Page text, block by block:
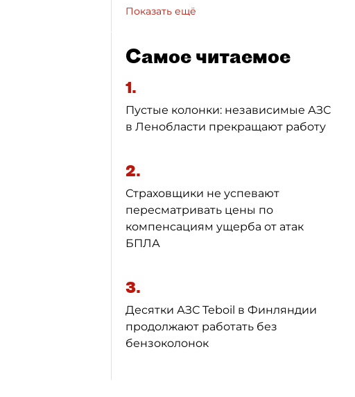
Показать ещё
Самое читаемое
1.
Пустые колонки: независимые АЗС
в Ленобласти прекращают работу
2.
Страховщики не успевают
пересматривать цены по
компенсациям ущерба от атак
БПЛА
3.
Десятки АЗС Teboil в Финляндии
продолжают работать без
бензоколонок